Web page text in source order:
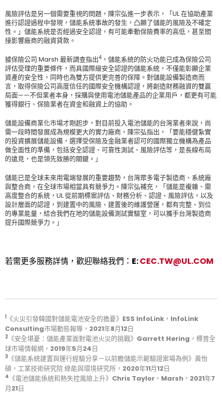
風險評估是另一個需要重視的問題，陳宗弘進一步表示，「UL 在協助產業
進行認證過程中發現，儲能系統事故的發生，凸顯了儲能的風險及不確定
性。」儲能系統是否經過安全認證，有可能牽動保險費率的高低，甚至間
接影響廠商的融資貸款。
據保險公司 Marsh 最新調查指出4 ，儲能系統的防火功能已成為保險公司
評估受理的重要條件，而具國際級安全認證的儲能系統，不僅能彰顯企業
資產的安全性，同時也為雙方提供更完善的保障。對儲能設備製造商而
言，取得保險公司高度信任的國際安全機構認證，將創造財務融資的雙贏
局面——不但業者本身，採購與使用電池儲能產品的企業用戶，都更有可能
獲得銀行、保險業者在資金和融資上的協助。
儲能設備商業化市場才剛起步，對目前投入電池儲能的台灣業者來說，尚
需一段時間發展成為規模更大的實力廠商，陳宗弘指出，「要能穩健紮實
的投資擴展儲能設備，選擇受保險及金融業者認可的國際獨立機構為產品
做全面性的準備，包括安全認證、可靠性測試、風險評估等，是長線布局
的遠見，也是領先致勝的關鍵。」
儲能已是全球未來用電端發展的重要趨勢，台灣眾多電子製造商、系統廠
與整合商，在全球市場相當具有競爭力。陳宗弘補充，「儲能是複雜、需
高度整合的系統，UL 從前期標案評估、財務分析、認證、風險評估，以及
設計層面的認證，到建置中的風險、建置後的維護營運，都有完整、到位
的專業能量，結合我們在地的儲能設備測試實驗室，可以攜手台灣製造商
提升國際競爭力。」
若需更多服務詳情，歡迎聯絡我們：E:CEC.TW@UL.COM
1 《火災引發韓國對儲能電池安全的擔憂》ESS InfoLink，InfoLink
Consulting市場動態報導，2021年8月12日
2 《安全堪憂：儲能產業面對電池火災的挑戰》Garrett Hering，標普全
球市場情報網，2019年5月24日
3 《儲能系統建置與運行經驗分享－以前瞻儲能示範驗證案場為例》 黃怡
碩，工業技術研究院 綠能與環境研究所，2020年11月12日
4 《電池儲能係統和熱失控風險上升》 Chris Taylor，Marsh，2021年7
月21日